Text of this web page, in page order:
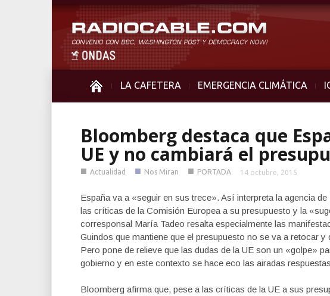
LA CAFETERA EMERGENCIA CLIMÁTICA
Bloomberg destaca que
UE y no cambiará el
■ Actualidad ■ Nos Miran ■ PORTADA 14 octubre, 2015
España va a «seguir en sus trece». Así interpreta la agencia
las críticas de la Comisión Europea a su presupuesto y la
corresponsal María Tadeo resalta especialmente las
Guindos que mantiene que el presupuesto no se va a retocar
Pero pone de relieve que las dudas de la UE son un «golpe»
gobierno y en este contexto se hace eco las airadas
Bloomberg afirma que, pese a las críticas de la UE a sus